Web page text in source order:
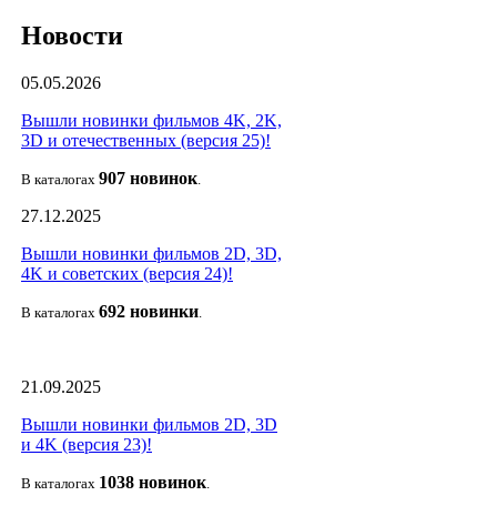
Новости
05.05.2026
Вышли новинки фильмов 4K, 2K,
3D и отечественных (версия 25)!
В каталогах 907 новинок.
27.12.2025
Вышли новинки фильмов 2D, 3D,
4K и советских (версия 24)!
В каталогах 692 новинки.
21.09.2025
Вышли новинки фильмов 2D, 3D
и 4K (версия 23)!
В каталогах 1038 новинок.